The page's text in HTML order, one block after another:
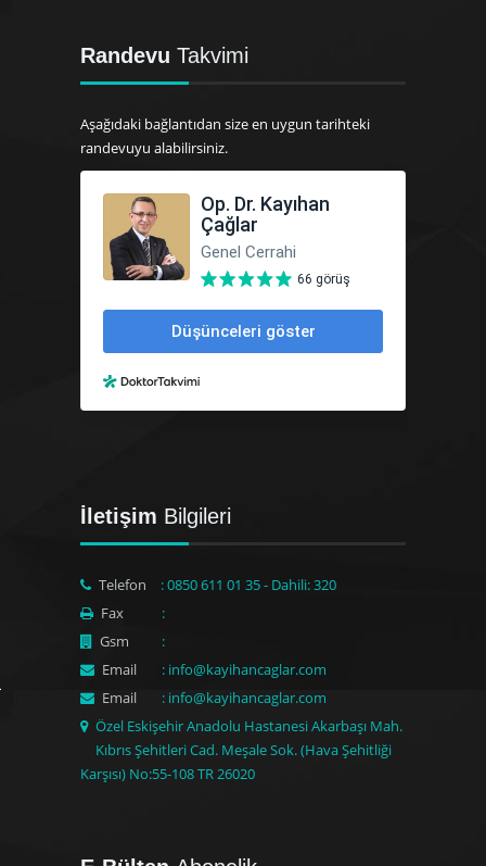
Randevu Takvimi
Aşağıdaki bağlantıdan size en uygun tarihteki
randevuyu alabilirsiniz.
İletişim Bilgileri
Telefon
: 0850 611 01 35 - Dahili: 320
Fax
:
Gsm
:
Email
: info@kayihancaglar.com
Email
: info@kayihancaglar.com
Özel Eskişehir Anadolu Hastanesi Akarbaşı Mah.
Kıbrıs Şehitleri Cad. Meşale Sok. (Hava Şehitliği
Karşısı) No:55-108 TR 26020